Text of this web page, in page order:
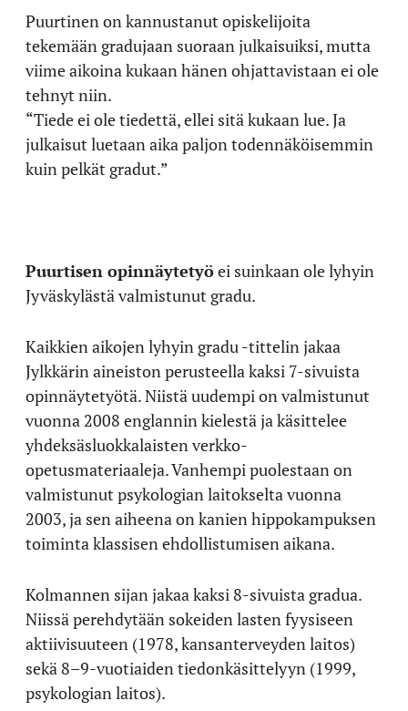
Puurtinen on kannustanut opiskelijoita
tekemään gradujaan suoraan julkaisuiksi, mutta
viime aikoina kukaan hänen ohjattavistaan ei ole
tehnyt niin.
“Tiede ei ole tiedettä, ellei sitä kukaan lue. Ja
julkaisut luetaan aika paljon todennäköisemmin
kuin pelkät gradut.”
Puurtisen opinnäytetyöei suinkaan ole lyhyin
Jyväskylästä valmistunut gradu.
Kaikkien aikojen lyhyin gradu -tittelin jakaa
Jylkkärin aineiston perusteella kaksi 7-sivuista
opinnäytetyötä. Niistä uudempi on valmistunut
vuonna 2008 englannin kielestä ja käsittelee
yhdeksäsluokkalaisten verkko-
opetusmateriaaleja. Vanhempi puolestaan on
valmistunut psykologian laitokselta vuonna
2003, ja sen aiheena on kanien hippokampuksen
toiminta klassisen ehdollistumisen aikana.
Kolmannen sijan jakaa kaksi 8-sivuista gradua.
Niissä perehdytään sokeiden lasten fyysiseen
aktiivisuuteen (1978, kansanterveyden laitos)
sekä 8–9-vuotiaiden tiedonkäsittelyyn (1999,
psykologian laitos).